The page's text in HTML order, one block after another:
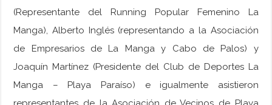
(Representante del Running Popular Femenino La
Manga), Alberto Inglés (representando a la Asociación
de Empresarios de La Manga y Cabo de Palos) y
Joaquín Martínez (Presidente del Club de Deportes La
Manga – Playa Paraíso) e igualmente asistieron